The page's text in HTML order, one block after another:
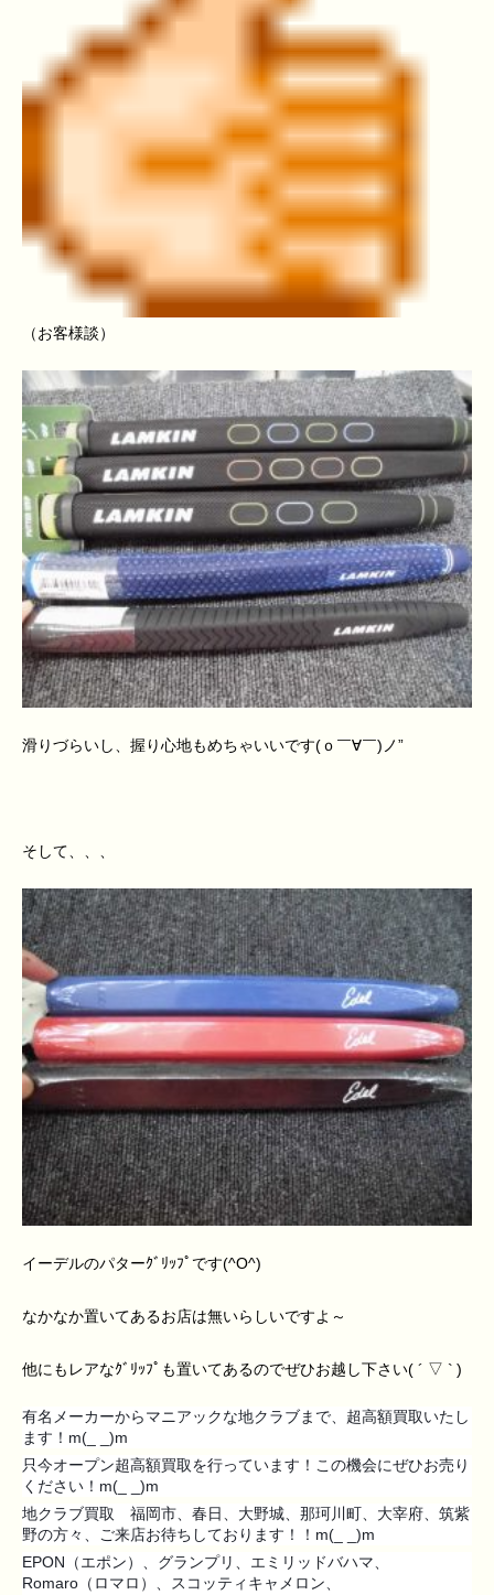
（お客様談）
滑りづらいし、握り心地もめちゃいいです(ｏ￣∀￣)ノ”
そして、、、
イーデルのパターｸﾞﾘｯﾌﾟです(^O^)
なかなか置いてあるお店は無いらしいですよ～
他にもレアなｸﾞﾘｯﾌﾟも置いてあるのでぜひお越し下さい( ´ ▽ ` )
有名メーカーからマニアックな地クラブまで、超高額買取いたし
ます！m(_ _)m
只今オープン超高額買取を行っています！この機会にぜひお売り
ください！m(_ _)m
地クラブ買取 福岡市、春日、大野城、那珂川町、大宰府、筑紫
野の方々、ご来店お待ちしております！！m(_ _)m
EPON（エポン）、グランプリ、エミリッドバハマ、
Romaro（ロマロ）、スコッティキャメロン、